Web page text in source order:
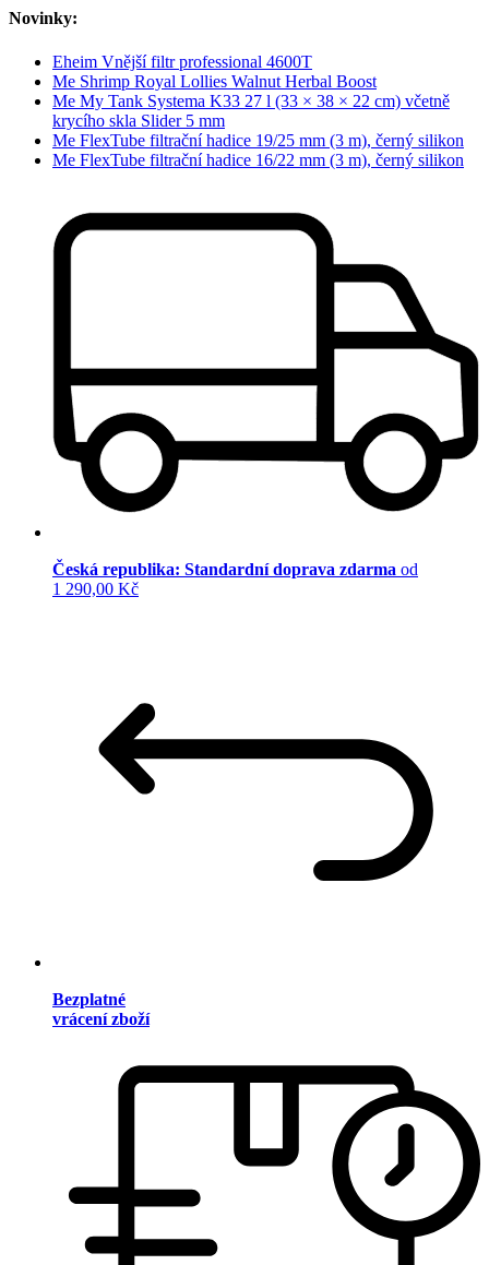
Novinky:
Eheim Vnější filtr professional 4600T
Me Shrimp Royal Lollies Walnut Herbal Boost
Me My Tank Systema K33 27 l (33 × 38 × 22 cm) včetně
krycího skla Slider 5 mm
Me FlexTube filtrační hadice 19/25 mm (3 m), černý silikon
Me FlexTube filtrační hadice 16/22 mm (3 m), černý silikon
Česká republika: Standardní doprava zdarma od
1 290,00 Kč
Bezplatné
vrácení zboží